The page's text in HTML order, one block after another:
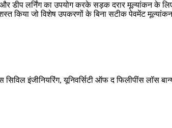
और डीप लर्निंग का उपयोग करके सड़क दरार मूल्यांकन के
किया जो विशेष उपकरणों के बिना सटीक पेवमेंट
सिविल इंजीनियरिंग, यूनिवर्सिटी ऑफ द फिलीपींस लॉस